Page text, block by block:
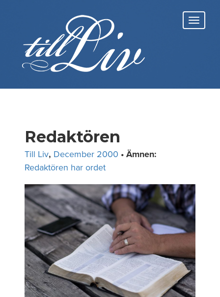
Redaktören
Till Liv, December 2000 • Ämnen:
Redaktören har ordet